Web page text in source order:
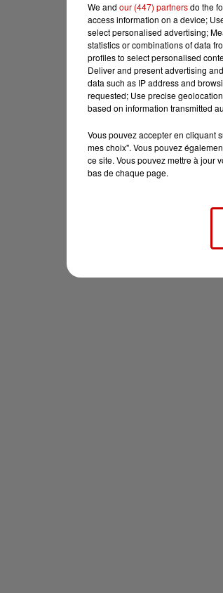
We and our (447) partnersdo the
access information on a device;
select personalised advertising;
statistics or combinations of data
profiles to select personalised
Deliver and present advertising
data such as IP address and
requested; Use precise
based on information transmitted
Vous pouvez accepter en cliquant
mes choix". Vous pouvez
ce site. Vous pouvez mettre à jour
bas de chaque page.